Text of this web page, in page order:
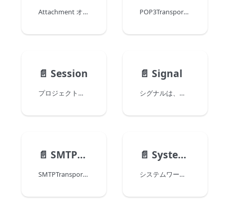
Attachment オブジェクトによって、Email オブジェクト内のファイルを参照することができます。 MailAttachment オブジェクトは MAIL New attachment コマンドによって作成されます。 POP3Transporter クラスを使って、POP3 メールサーバーからメッセージを取得することができます。
📄️ Session
プロジェクトにおいて、スケーラブルセッションが有効化されている 場合、Session コマンドによって Session オブジェクトが返されます。 Webクライアント (ブラウザーなど) のセッションを制御するため、4D Webサーバーは自動的に Sessionオブジェクトを作成・管理します。 このオブジェクトは、ユーザーセッションへのインターフェースを Web開発者に対して提供し、アクセス権の管理や、コンテキストデータの保存、プロセス間の情報共有、セッションに関連したプリエンプティブプロセスの開始などを可能にします。
📄️ Signal
シグナルは、マルチプロセスアプリケーションにおいてプロセス間でのやり取りを管理し衝突を避けるために 4Dランゲージが提供するツールです。 シグナルは、1つ以上のプロセスが実行を一時停止し、特定のタスクが完了するまで待つようにする仕組みです。 どのプロセスもシグナルを待機またはリリースすることができます。
📄️ SMTPTransporter
SMTPTransporter クラスを使って、SMTP接続の設定や、SMTP transporter オブジェクトを介したメールの送信をおこなうことができます。
📄️ SystemWorker
システムワーカーを使うことで、4Dコードは同じマシン上で任意の外部プロセス (シェルコマンド、PHPなど ) を呼び出すことができます。 システムワーカーは非同期で呼び出されます。 コールバックを使用することで、4D は双方向の通信を可能にします。